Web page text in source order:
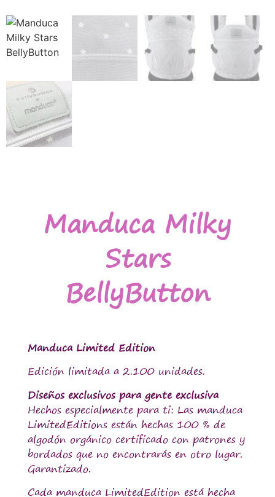
Manduca Milky
Stars
BellyButton
Manduca Limited Edition
Edición limitada a 2.100 unidades.
Diseños exclusivos para gente exclusiva
Hechos especialmente para ti: Las manduca
LimitedEditions están hechas 100 % de
algodón orgánico certificado con patrones y
bordados que no encontrarás en otro lugar.
Garantizado.
Cada manduca LimitedEdition está hecha